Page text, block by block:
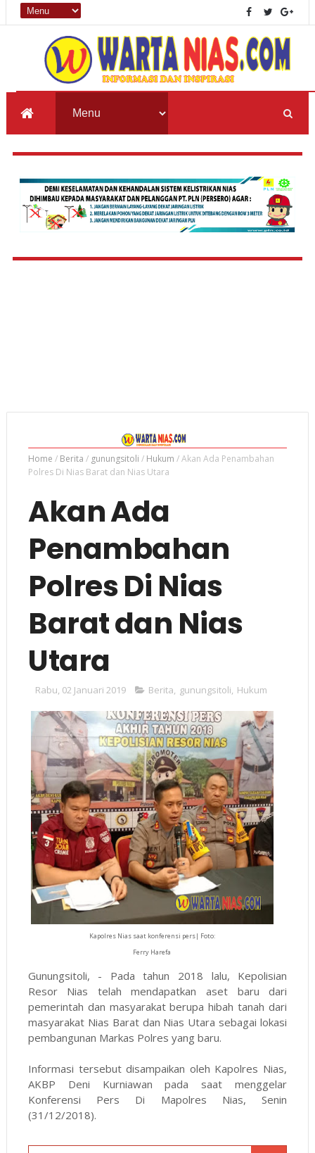
Home / Berita / gunungsitoli / Hukum /Akan Ada Penambahan
Polres Di Nias Barat dan Nias Utara
Akan Ada
Penambahan
Polres Di Nias
Barat dan Nias
Utara
Rabu, 02 Januari 2019 Berita, gunungsitoli, Hukum
Kapolres Nias saat konferensi pers| Foto:
Ferry Harefa
Gunungsitoli, - Pada tahun 2018 lalu, Kepolisian
Resor Nias telah mendapatkan aset baru dari
pemerintah dan masyarakat berupa hibah tanah dari
masyarakat Nias Barat dan Nias Utara sebagai lokasi
pembangunan Markas Polres yang baru.
Informasi tersebut disampaikan oleh Kapolres Nias,
AKBP Deni Kurniawan pada saat menggelar
Konferensi Pers Di Mapolres Nias, Senin
(31/12/2018).